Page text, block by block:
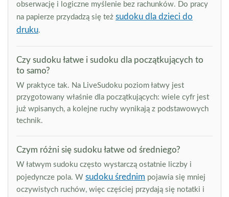
obserwację i logiczne myślenie bez rachunków. Do pracy
na papierze przydadzą się też sudoku dla dzieci do
druku.
Czy sudoku łatwe i sudoku dla początkujących to
to samo?
W praktyce tak. Na LiveSudoku poziom łatwy jest
przygotowany właśnie dla początkujących: wiele cyfr jest
już wpisanych, a kolejne ruchy wynikają z podstawowych
technik.
Czym różni się sudoku łatwe od średniego?
W łatwym sudoku często wystarczą ostatnie liczby i
pojedyncze pola. W sudoku średnim pojawia się mniej
oczywistych ruchów, więc częściej przydają się notatki i